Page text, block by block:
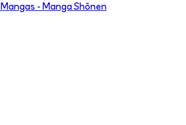
Mangas - Manga Shōnen